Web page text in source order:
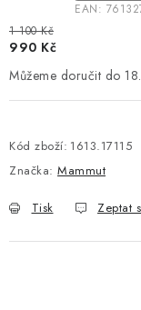
EAN:
1 100 Kč
990 Kč
Kód zboží: 1613.17115
Značka: Mammut
Tisk Zeptat